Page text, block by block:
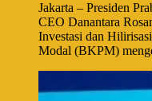
Jakarta – Presiden
CEO Danantara
Investasi dan
Modal (BKPM)